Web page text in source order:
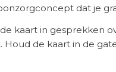
dat je
kaart in gesprekken
Houd de kaart in de